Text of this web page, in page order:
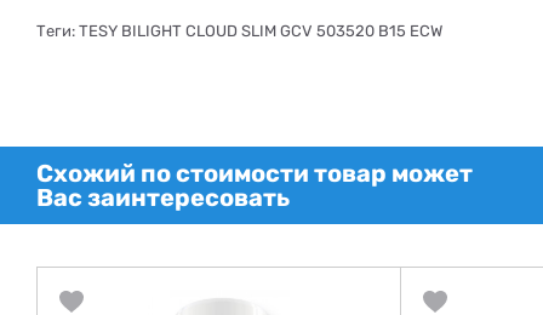
Теги: TESY BILIGHT CLOUD SLIM GCV 503520 B15 ECW
Схожий по стоимости товар может
Вас заинтересовать